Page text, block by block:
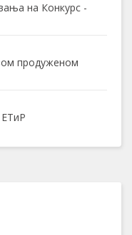
на Конкурс -
продуженом